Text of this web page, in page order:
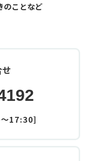
のことなど
17:30]